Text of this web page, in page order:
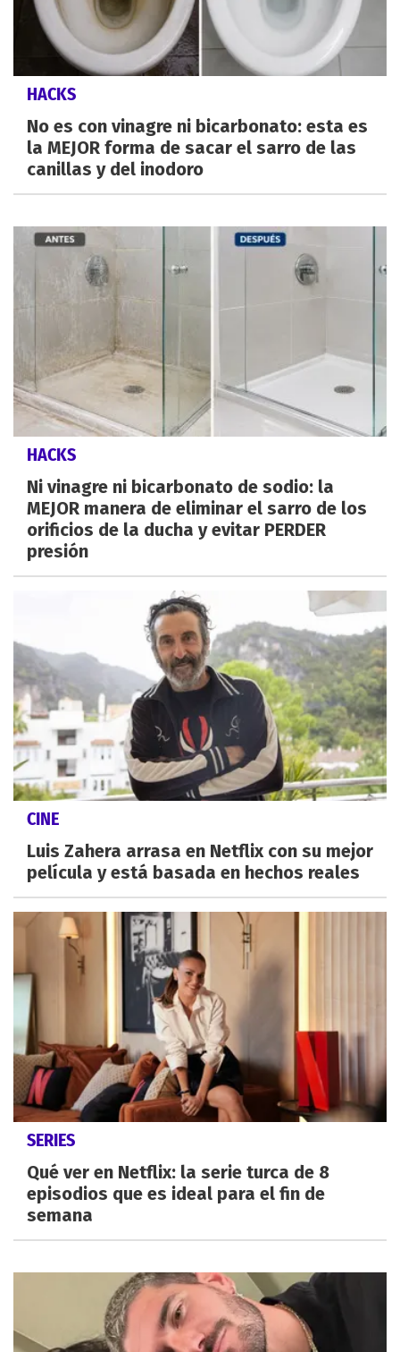
HACKS
No es con vinagre ni bicarbonato: esta es
la MEJOR forma de sacar el sarro de las
canillas y del inodoro
HACKS
Ni vinagre ni bicarbonato de sodio: la
MEJOR manera de eliminar el sarro de los
orificios de la ducha y evitar PERDER
presión
CINE
Luis Zahera arrasa en Netflix con su mejor
película y está basada en hechos reales
SERIES
Qué ver en Netflix: la serie turca de 8
episodios que es ideal para el fin de
semana